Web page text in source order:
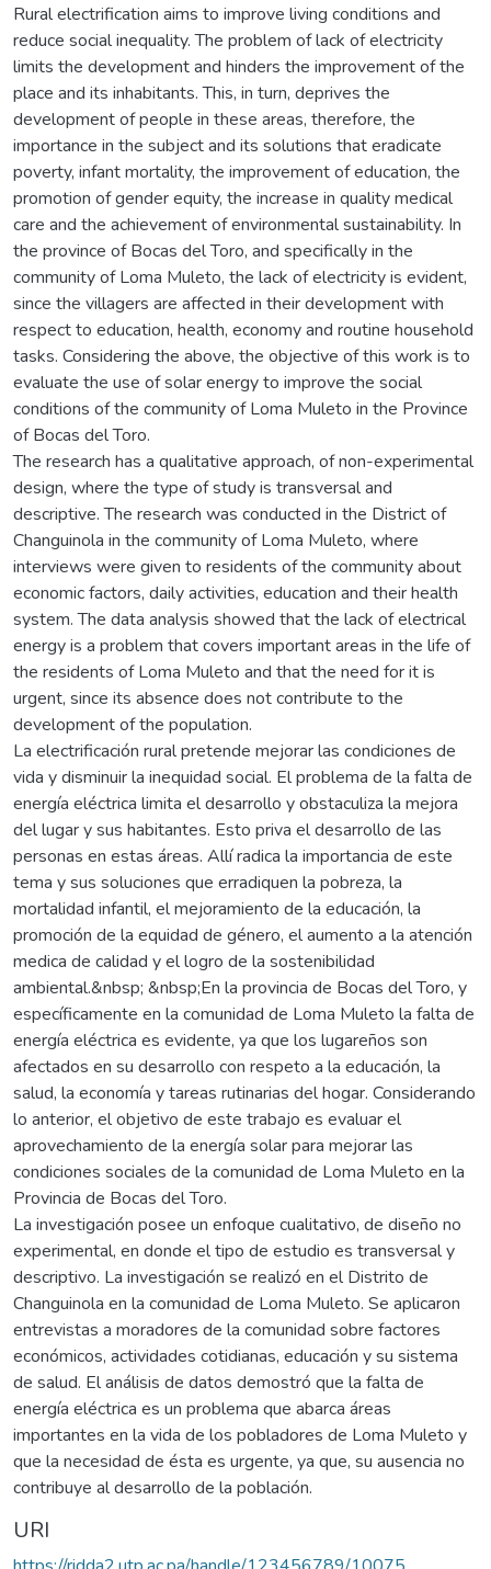
Rural electrification aims to improve living conditions and
reduce social inequality. The problem of lack of electricity
limits the development and hinders the improvement of the
place and its inhabitants. This, in turn, deprives the
development of people in these areas, therefore, the
importance in the subject and its solutions that eradicate
poverty, infant mortality, the improvement of education, the
promotion of gender equity, the increase in quality medical
care and the achievement of environmental sustainability. In
the province of Bocas del Toro, and specifically in the
community of Loma Muleto, the lack of electricity is evident,
since the villagers are affected in their development with
respect to education, health, economy and routine household
tasks. Considering the above, the objective of this work is to
evaluate the use of solar energy to improve the social
conditions of the community of Loma Muleto in the Province
of Bocas del Toro.
The research has a qualitative approach, of non-experimental
design, where the type of study is transversal and
descriptive. The research was conducted in the District of
Changuinola in the community of Loma Muleto, where
interviews were given to residents of the community about
economic factors, daily activities, education and their health
system. The data analysis showed that the lack of electrical
energy is a problem that covers important areas in the life of
the residents of Loma Muleto and that the need for it is
urgent, since its absence does not contribute to the
development of the population.
La electrificación rural pretende mejorar las condiciones de
vida y disminuir la inequidad social. El problema de la falta de
energía eléctrica limita el desarrollo y obstaculiza la mejora
del lugar y sus habitantes. Esto priva el desarrollo de las
personas en estas áreas. Allí radica la importancia de este
tema y sus soluciones que erradiquen la pobreza, la
mortalidad infantil, el mejoramiento de la educación, la
promoción de la equidad de género, el aumento a la atención
medica de calidad y el logro de la sostenibilidad
ambiental.&nbsp; &nbsp;En la provincia de Bocas del Toro, y
específicamente en la comunidad de Loma Muleto la falta de
energía eléctrica es evidente, ya que los lugareños son
afectados en su desarrollo con respeto a la educación, la
salud, la economía y tareas rutinarias del hogar. Considerando
lo anterior, el objetivo de este trabajo es evaluar el
aprovechamiento de la energía solar para mejorar las
condiciones sociales de la comunidad de Loma Muleto en la
Provincia de Bocas del Toro.
La investigación posee un enfoque cualitativo, de diseño no
experimental, en donde el tipo de estudio es transversal y
descriptivo. La investigación se realizó en el Distrito de
Changuinola en la comunidad de Loma Muleto. Se aplicaron
entrevistas a moradores de la comunidad sobre factores
económicos, actividades cotidianas, educación y su sistema
de salud. El análisis de datos demostró que la falta de
energía eléctrica es un problema que abarca áreas
importantes en la vida de los pobladores de Loma Muleto y
que la necesidad de ésta es urgente, ya que, su ausencia no
contribuye al desarrollo de la población.
URI